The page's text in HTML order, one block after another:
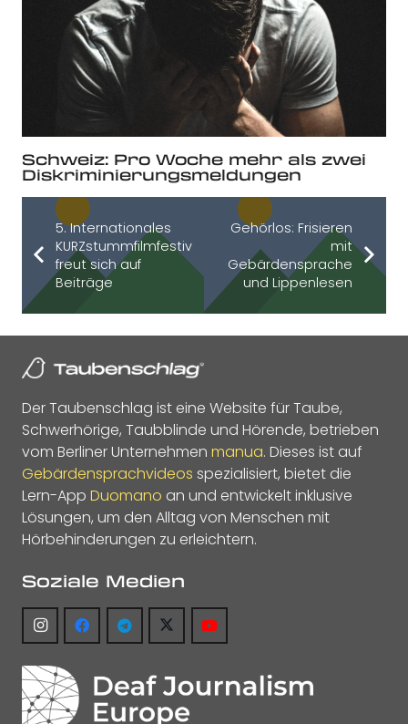
Schweiz: Pro Woche mehr als zwei
Diskriminierungsmeldungen
5. Internationales
KURZstummfilmfestival
freut sich auf
Beiträge
Gehörlos: Frisieren
mit
Gebärdensprache
und Lippenlesen
Der Taubenschlag ist eine Website für Taube,
Schwerhörige, Taubblinde und Hörende, betrieben
vom Berliner Unternehmen manua. Dieses ist auf
Gebärdensprachvideos spezialisiert, bietet die
Lern-App Duomano an und entwickelt inklusive
Lösungen, um den Alltag von Menschen mit
Hörbehinderungen zu erleichtern.
Soziale Medien